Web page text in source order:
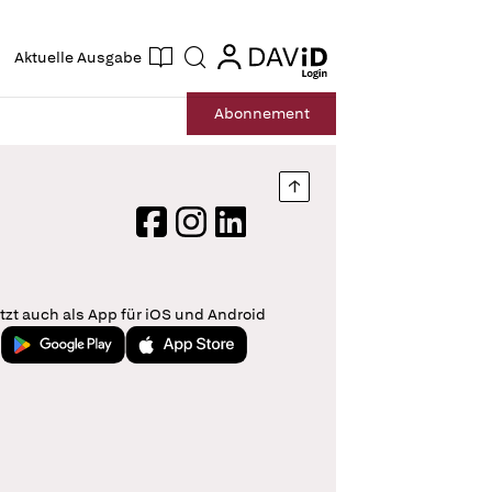
Aktuelle Ausgabe Suche login
login
Abonnement
Nach oben springen
FacebookInstagram
LinkedIn
auch als App für iOS und Android
Jetzt bei Google PlayLaden im App Store